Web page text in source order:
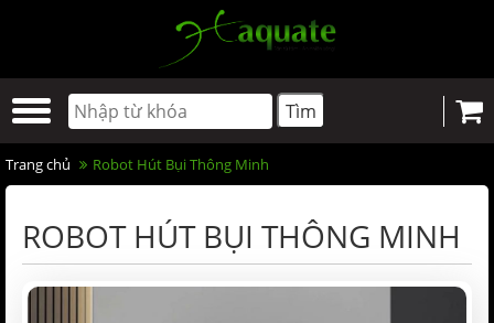
Trang chủ Robot Hút Bụi Thông Minh
ROBOT HÚT BỤI THÔNG MINH